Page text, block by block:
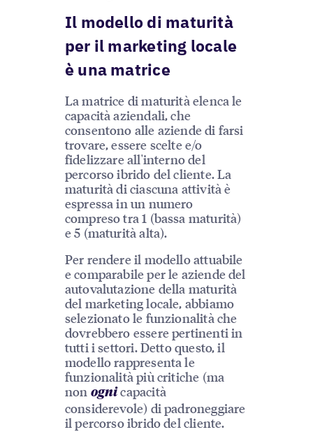
Il modello di maturità
per il marketing locale
è una matrice
La matrice di maturità elenca le
capacità aziendali, che
consentono alle aziende di farsi
trovare, essere scelte e/o
fidelizzare all'interno del
percorso ibrido del cliente. La
maturità di ciascuna attività è
espressa in un numero
compreso tra 1 (bassa maturità)
e 5 (maturità alta).
Per rendere il modello attuabile
e comparabile per le aziende del
autovalutazione della maturità
del marketing locale, abbiamo
selezionato le funzionalità che
dovrebbero essere pertinenti in
tutti i settori. Detto questo, il
modello rappresenta le
funzionalità più critiche (ma
non ognicapacità
considerevole) di padroneggiare
il percorso ibrido del cliente.